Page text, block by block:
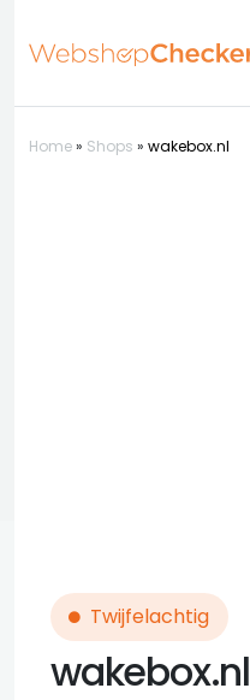
Home» Shops » wakebox.nl
Twijfelachtig
wakebox.nl